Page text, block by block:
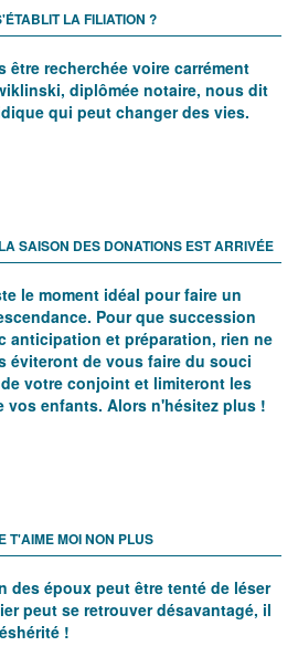
LA FILIATION ?
recherchée voire carrément
diplômée notaire, nous dit
SAISON DES DONATIONS EST ARRIVÉE
le moment idéal pour faire un
Pour que succession
anticipation et préparation, rien ne
éviteront de vous faire du souci
votre conjoint et limiteront les
T'AIME MOI NON PLUS
des époux peut être tenté de léser
peut se retrouver désavantagé, il
!